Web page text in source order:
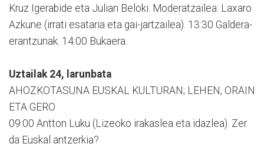
Kruz Igerabide eta Julian Beloki. Moderatzailea: Laxaro
Azkune (irrati esataria eta gai-jartzailea). 13:30 Galdera-
erantzunak. 14:00 Bukaera.
Uztailak 24, larunbata
AHOZKOTASUNA EUSKAL KULTURAN; LEHEN, ORAIN
ETA GERO
09:00 Antton Luku (Lizeoko irakaslea eta idazlea). Zer
da Euskal antzerkia?